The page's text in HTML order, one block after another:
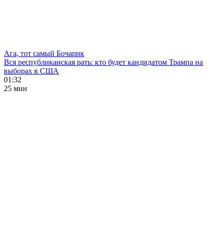
Ага, тот самый Бочарик
Вся республиканская рать: кто будет кандидатом Трампа на
выборах в США
01:32
25 мин